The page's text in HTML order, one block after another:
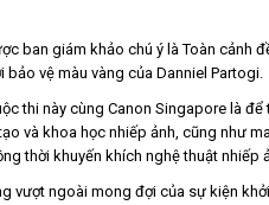
ban giám khảo chú ý là Toàn cảnh
bảo vệ màu vàng của Danniel Partogi.
thi này cùng Canon Singapore là
và khoa học nhiếp ảnh, cũng như
thời khuyến khích nghệ thuật
vượt ngoài mong đợi của sự kiện